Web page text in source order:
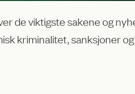
de viktigste sakene og
kriminalitet, sanksjoner